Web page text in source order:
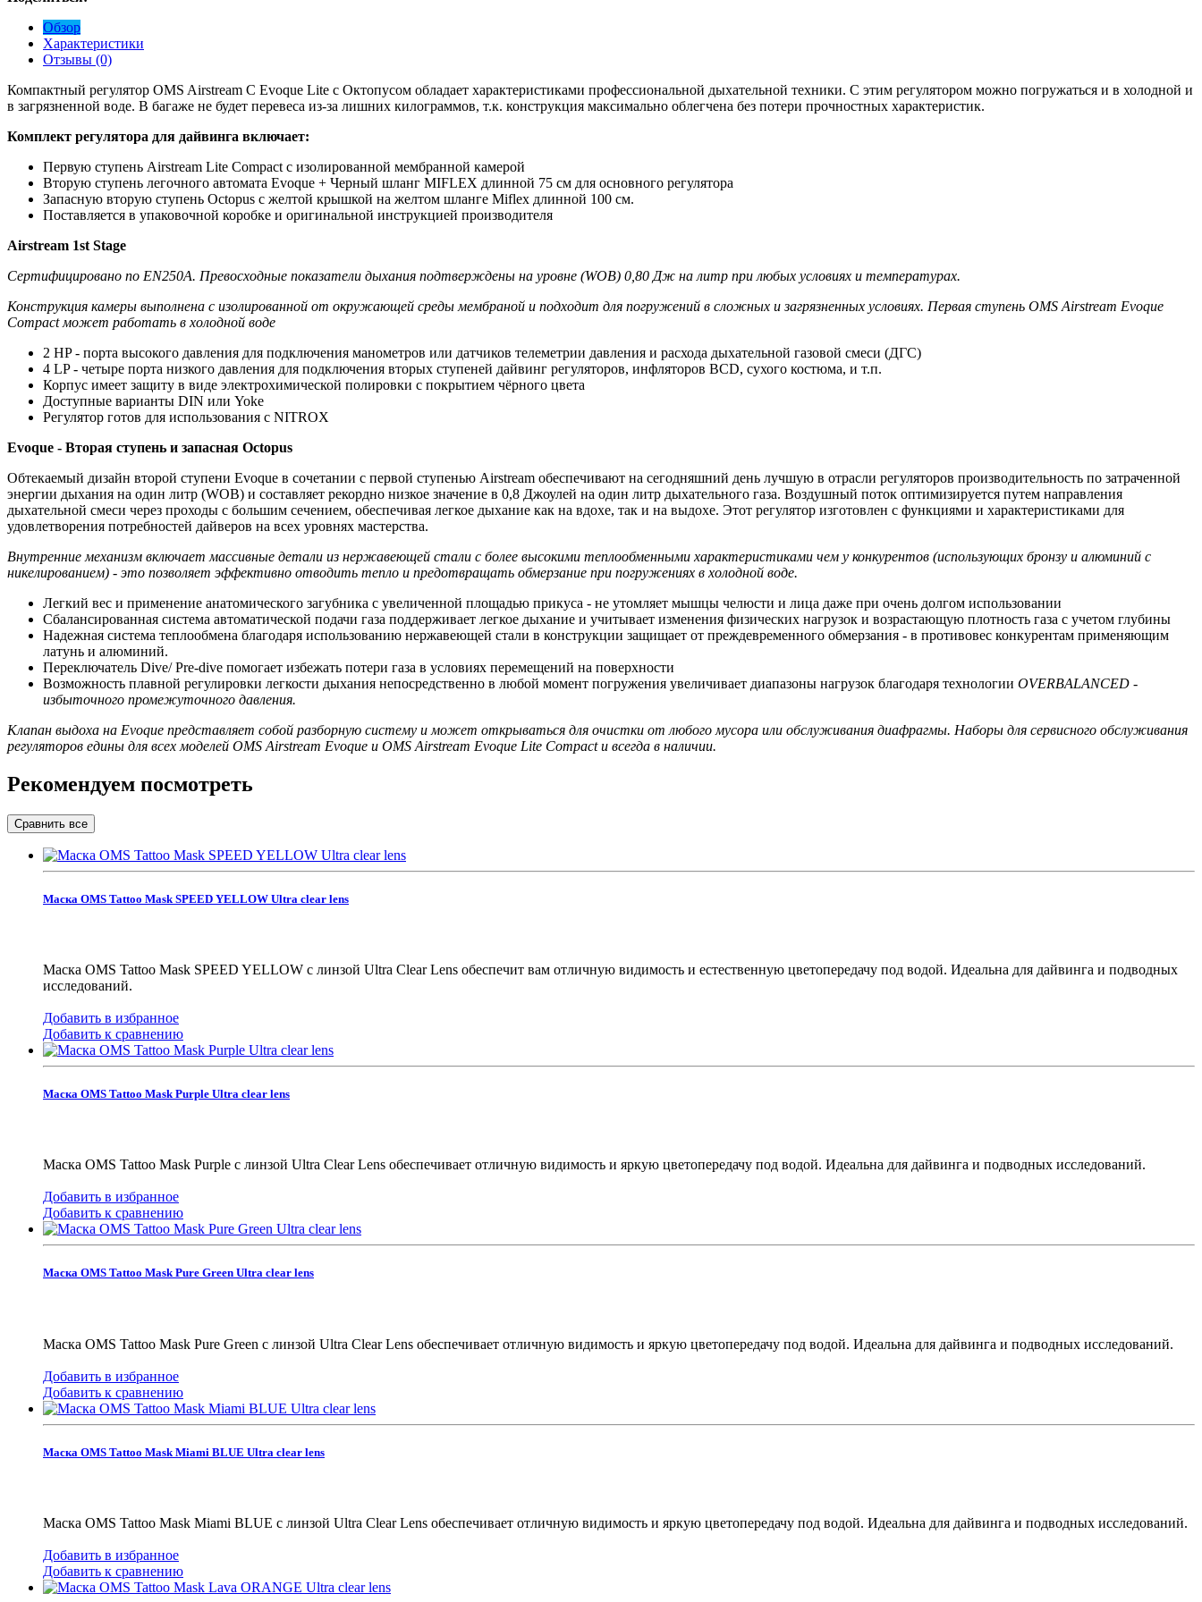
Обзор
Характеристики
Отзывы (0)
Компактный регулятор OMS Airstream C Evoque Lite с Октопусом обладает характеристиками профессиональной дыхательной техники. С этим регулятором можно погружаться и в холодной и
в загрязненной воде. В багаже не будет перевеса из-за лишних килограммов, т.к. конструкция максимально облегчена без потери прочностных характеристик.
Комплект регулятора для дайвинга включает:
Первую ступень Airstream Lite Compact с изолированной мембранной камерой
Вторую ступень легочного автомата Evoque + Черный шланг MIFLEX длинной 75 см для основного регулятора
Запасную вторую ступень Octopus с желтой крышкой на желтом шланге Miflex длинной 100 см.
Поставляется в упаковочной коробке и оригинальной инструкцией производителя
Airstream 1st Stage
Сертифицировано по EN250А. Превосходные показатели дыхания подтверждены на уровне (WOB) 0,80 Дж на литр при любых условиях и температурах.
Конструкция камеры выполнена с изолированной от окружающей среды мембраной и подходит для погружений в сложных и загрязненных условиях. Первая ступень OMS Airstream Evoque
Compact может работать в холодной воде
2 HP - порта высокого давления для подключения манометров или датчиков телеметрии давления и расхода дыхательной газовой смеси (ДГС)
4 LP - четыре порта низкого давления для подключения вторых ступеней дайвинг регуляторов, инфляторов BCD, сухого костюма, и т.п.
Корпус имеет защиту в виде электрохимической полировки с покрытием чёрного цвета
Доступные варианты DIN или Yoke
Регулятор готов для использования с NITROX
Evoque - Вторая ступень и запасная Octopus
Обтекаемый дизайн второй ступени Evoque в сочетании с первой ступенью Airstream обеспечивают на сегодняшний день лучшую в отрасли регуляторов производительность по затраченной
энергии дыхания на один литр (WOB) и составляет рекордно низкое значение в 0,8 Джоулей на один литр дыхательного газа. Воздушный поток оптимизируется путем направления
дыхательной смеси через проходы с большим сечением, обеспечивая легкое дыхание как на вдохе, так и на выдохе. Этот регулятор изготовлен с функциями и характеристиками для
удовлетворения потребностей дайверов на всех уровнях мастерства.
Внутренние механизм включает массивные детали из нержавеющей стали с более высокими теплообменными характеристиками чем у конкурентов (использующих бронзу и алюминий с
никелированием) - это позволяет эффективно отводить тепло и предотвращать обмерзание при погружениях в холодной воде.
Легкий вес и применение анатомического загубника с увеличенной площадью прикуса - не утомляет мышцы челюсти и лица даже при очень долгом использовании
Сбалансированная система автоматической подачи газа поддерживает легкое дыхание и учитывает изменения физических нагрузок и возрастающую плотность газа с учетом глубины
Надежная система теплообмена благодаря использованию нержавеющей стали в конструкции защищает от преждевременного обмерзания - в противовес конкурентам применяющим
латунь и алюминий.
Переключатель Dive/ Pre-dive помогает избежать потери газа в условиях перемещений на поверхности
Возможность плавной регулировки легкости дыхания непосредственно в любой момент погружения увеличивает диапазоны нагрузок благодаря технологии OVERBALANCED -
избыточного промежуточного давления.
Клапан выдоха на Evoque представляет собой разборную систему и может открываться для очистки от любого мусора или обслуживания диафрагмы. Наборы для сервисного обслуживания
регуляторов едины для всех моделей OMS Airstream Evoque и OMS Airstream Evoque Lite Compact и всегда в наличии.
Рекомендуем посмотреть
Маска OMS Tattoo Mask SPEED YELLOW Ultra clear lens
Маска OMS Tattoo Mask SPEED YELLOW с линзой Ultra Clear Lens обеспечит вам отличную видимость и естественную цветопередачу под водой. Идеальна для дайвинга и подводных
исследований.
Добавить в избранное
Добавить к сравнению
Маска OMS Tattoo Mask Purple Ultra clear lens
Маска OMS Tattoo Mask Purple с линзой Ultra Clear Lens обеспечивает отличную видимость и яркую цветопередачу под водой. Идеальна для дайвинга и подводных исследований.
Добавить в избранное
Добавить к сравнению
Маска OMS Tattoo Mask Pure Green Ultra clear lens
Маска OMS Tattoo Mask Pure Green с линзой Ultra Clear Lens обеспечивает отличную видимость и яркую цветопередачу под водой. Идеальна для дайвинга и подводных исследований.
Добавить в избранное
Добавить к сравнению
Маска OMS Tattoo Mask Miami BLUE Ultra clear lens
Маска OMS Tattoo Mask Miami BLUE с линзой Ultra Clear Lens обеспечивает отличную видимость и яркую цветопередачу под водой. Идеальна для дайвинга и подводных исследований.
Добавить в избранное
Добавить к сравнению